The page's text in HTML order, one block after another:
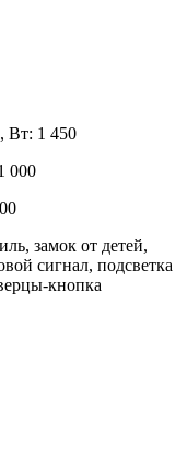
Вт: 1 450
000
замок от детей,
сигнал, подсветка
кнопка